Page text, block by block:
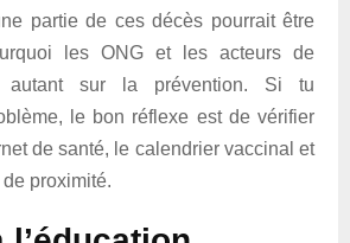
partie de ces décès pourrait être
les ONG et les acteurs de
autant sur la prévention. Si tu
le bon réflexe est de vérifier
de santé, le calendrier vaccinal et
de proximité.